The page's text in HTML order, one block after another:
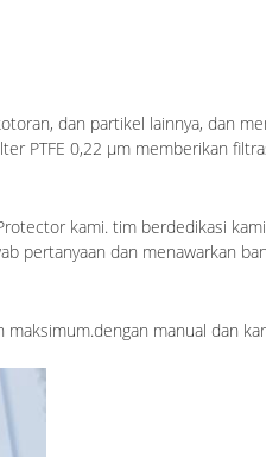
dan partikel lainnya, dan
PTFE 0,22 μm memberikan
kami. tim berdedikasi
pertanyaan dan menawarkan
manual dan